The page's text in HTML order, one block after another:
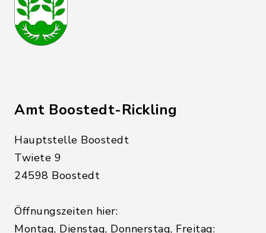
Amt Boostedt-Rickling
Hauptstelle Boostedt
Twiete 9
24598 Boostedt
Öffnungszeiten hier:
Montag, Dienstag, Donnerstag, Freitag: